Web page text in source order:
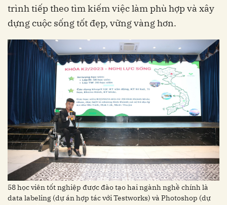
trình tiếp theo tìm kiếm việc làm phù hợp và xây
dựng cuộc sống tốt đẹp, vững vàng hơn.
58 học viên tốt nghiệp được đào tạo hai ngành nghề chính là
data labeling (dự án hợp tác với Testworks) và Photoshop (dự